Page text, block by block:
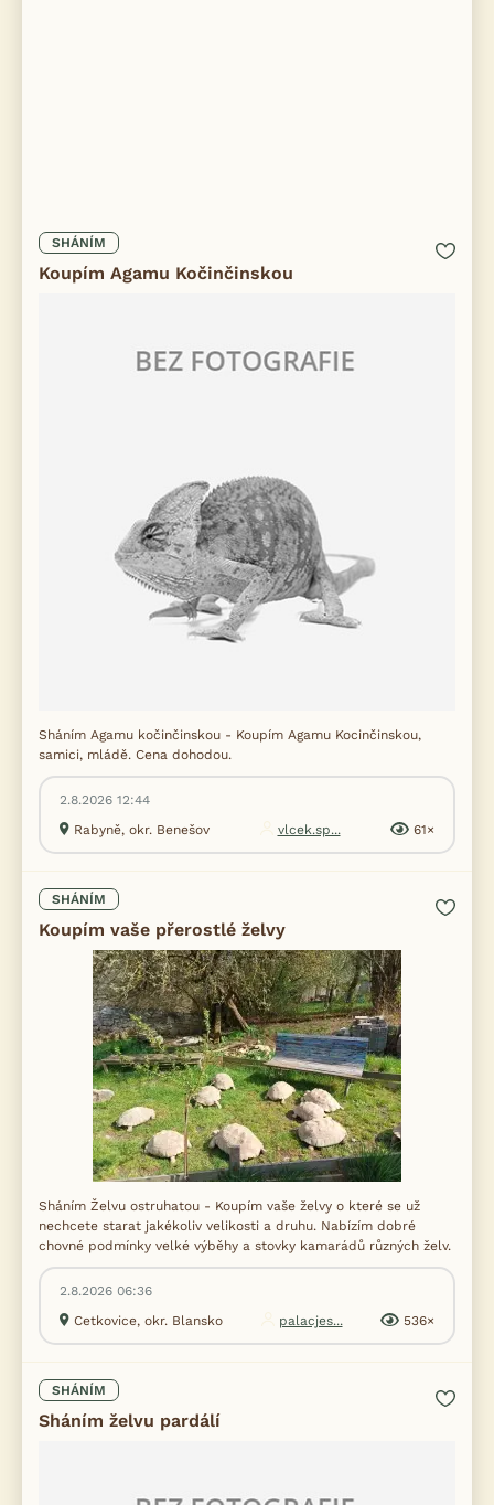
SHÁNÍM
Koupím Agamu Kočinčinskou
Sháním Agamu kočinčinskou - Koupím Agamu Kocinčinskou,
samici, mládě. Cena dohodou.
2.8.2026 12:44
Rabyně, okr. Benešov
vlcek.sp... 61×
SHÁNÍM
Koupím vaše přerostlé želvy
Sháním Želvu ostruhatou - Koupím vaše želvy o které se už
nechcete starat jakékoliv velikosti a druhu. Nabízím dobré
chovné podmínky velké výběhy a stovky kamarádů různých želv.
2.8.2026 06:36
Cetkovice, okr. Blansko
palacjes... 536×
SHÁNÍM
Sháním želvu pardálí